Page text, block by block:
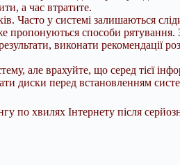
а час втратите.
Часто у системі залишаються
способи рятування.
виконати рекомендації
але врахуйте, що серед тієї
диски перед встановленням
по хвилях Інтернету після